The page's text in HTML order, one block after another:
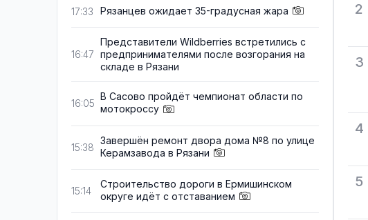
17:33 Рязанцев ожидает 35-градусная жара
16:47
Представители Wildberries встретились с
предпринимателями после возгорания на
складе в Рязани
16:05
В Сасово пройдёт чемпионат области по
мотокроссу
15:38
Завершён ремонт двора дома №8 по улице
Керамзавода в Рязани
15:14
Строительство дороги в Ермишинском
округе идёт с отставанием
2
3
4
5